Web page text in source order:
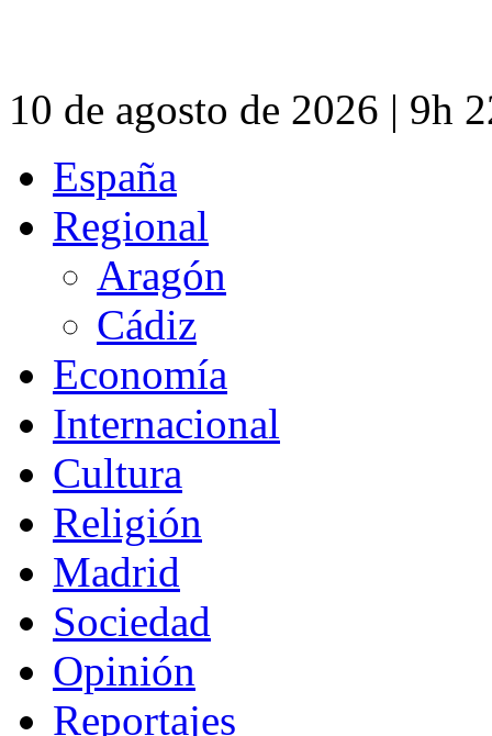
10 de agosto de 2026 | 9h
España
Regional
Aragón
Cádiz
Economía
Internacional
Cultura
Religión
Madrid
Sociedad
Opinión
Reportajes